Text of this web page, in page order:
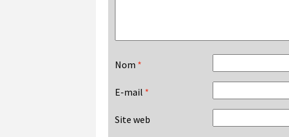
Nom *
E-mail *
Site web